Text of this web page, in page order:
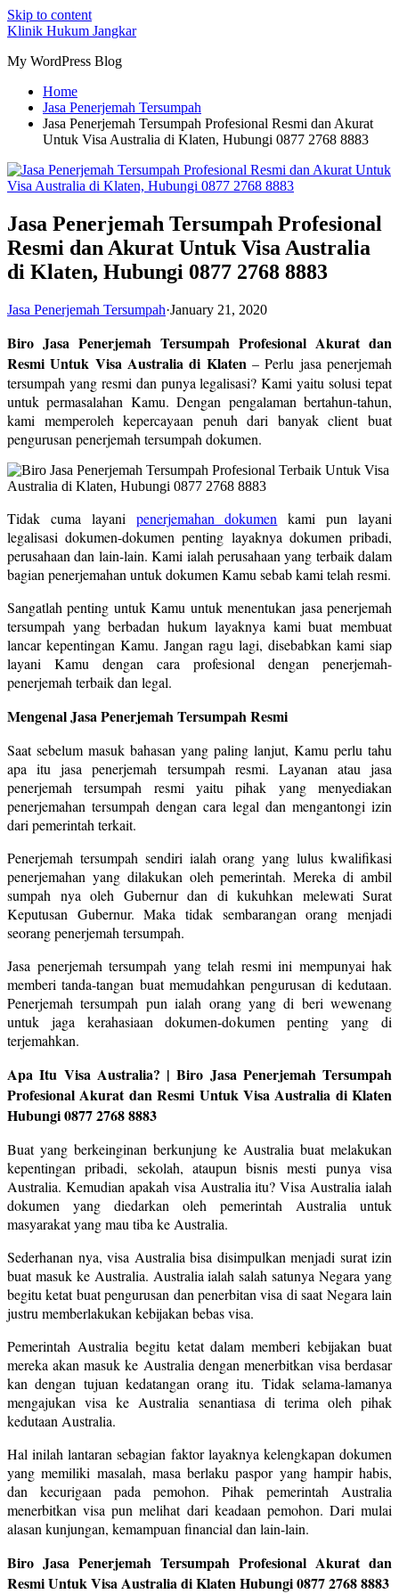
Skip to content
Klinik Hukum Jangkar
My WordPress Blog
Home
Jasa Penerjemah Tersumpah
Jasa Penerjemah Tersumpah Profesional Resmi dan Akurat
Untuk Visa Australia di Klaten, Hubungi 0877 2768 8883
Jasa Penerjemah Tersumpah Profesional
Resmi dan Akurat Untuk Visa Australia
di Klaten, Hubungi 0877 2768 8883
Jasa Penerjemah Tersumpah·January 21, 2020
Biro Jasa Penerjemah Tersumpah Profesional Akurat dan
Resmi Untuk Visa Australia di Klaten – Perlu jasa penerjemah
tersumpah yang resmi dan punya legalisasi? Kami yaitu solusi tepat
untuk permasalahan Kamu. Dengan pengalaman bertahun-tahun,
kami memperoleh kepercayaan penuh dari banyak client buat
pengurusan penerjemah tersumpah dokumen.
Tidak cuma layani penerjemahan dokumen kami pun layani
legalisasi dokumen-dokumen penting layaknya dokumen pribadi,
perusahaan dan lain-lain. Kami ialah perusahaan yang terbaik dalam
bagian penerjemahan untuk dokumen Kamu sebab kami telah resmi.
Sangatlah penting untuk Kamu untuk menentukan jasa penerjemah
tersumpah yang berbadan hukum layaknya kami buat membuat
lancar kepentingan Kamu. Jangan ragu lagi, disebabkan kami siap
layani Kamu dengan cara profesional dengan penerjemah-
penerjemah terbaik dan legal.
Mengenal Jasa Penerjemah Tersumpah Resmi
Saat sebelum masuk bahasan yang paling lanjut, Kamu perlu tahu
apa itu jasa penerjemah tersumpah resmi. Layanan atau jasa
penerjemah tersumpah resmi yaitu pihak yang menyediakan
penerjemahan tersumpah dengan cara legal dan mengantongi izin
dari pemerintah terkait.
Penerjemah tersumpah sendiri ialah orang yang lulus kwalifikasi
penerjemahan yang dilakukan oleh pemerintah. Mereka di ambil
sumpah nya oleh Gubernur dan di kukuhkan melewati Surat
Keputusan Gubernur. Maka tidak sembarangan orang menjadi
seorang penerjemah tersumpah.
Jasa penerjemah tersumpah yang telah resmi ini mempunyai hak
memberi tanda-tangan buat memudahkan pengurusan di kedutaan.
Penerjemah tersumpah pun ialah orang yang di beri wewenang
untuk jaga kerahasiaan dokumen-dokumen penting yang di
terjemahkan.
Apa Itu Visa Australia? | Biro Jasa Penerjemah Tersumpah
Profesional Akurat dan Resmi Untuk Visa Australia di Klaten
Hubungi 0877 2768 8883
Buat yang berkeinginan berkunjung ke Australia buat melakukan
kepentingan pribadi, sekolah, ataupun bisnis mesti punya visa
Australia. Kemudian apakah visa Australia itu? Visa Australia ialah
dokumen yang diedarkan oleh pemerintah Australia untuk
masyarakat yang mau tiba ke Australia.
Sederhanan nya, visa Australia bisa disimpulkan menjadi surat izin
buat masuk ke Australia. Australia ialah salah satunya Negara yang
begitu ketat buat pengurusan dan penerbitan visa di saat Negara lain
justru memberlakukan kebijakan bebas visa.
Pemerintah Australia begitu ketat dalam memberi kebijakan buat
mereka akan masuk ke Australia dengan menerbitkan visa berdasar
kan dengan tujuan kedatangan orang itu. Tidak selama-lamanya
mengajukan visa ke Australia senantiasa di terima oleh pihak
kedutaan Australia.
Hal inilah lantaran sebagian faktor layaknya kelengkapan dokumen
yang memiliki masalah, masa berlaku paspor yang hampir habis,
dan kecurigaan pada pemohon. Pihak pemerintah Australia
menerbitkan visa pun melihat dari keadaan pemohon. Dari mulai
alasan kunjungan, kemampuan financial dan lain-lain.
Biro Jasa Penerjemah Tersumpah Profesional Akurat dan
Resmi Untuk Visa Australia di Klaten Hubungi 0877 2768 8883